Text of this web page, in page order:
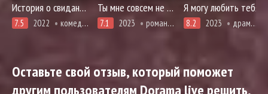
История о свидании без девушек
7.5 2022 комедия, про молодость и любовь, романтика
Ты мне совсем не нравишься
7.1 2023 романтика, фэнтези
Я могу любить тебя
8.2 2023 драма, комедия, романтика
Оставьте свой отзыв, который поможет
другим пользователям Dorama live решить,